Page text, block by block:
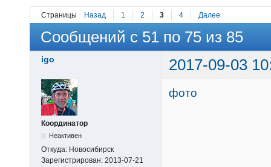
Страницы Назад 1 2 3 4 Далее
Сообщений с 51 по 75 из 85
igo 2017-09-03
Координатор
Неактивен
Откуда: Новосибирск
Зарегистрирован: 2013-07-21
фото